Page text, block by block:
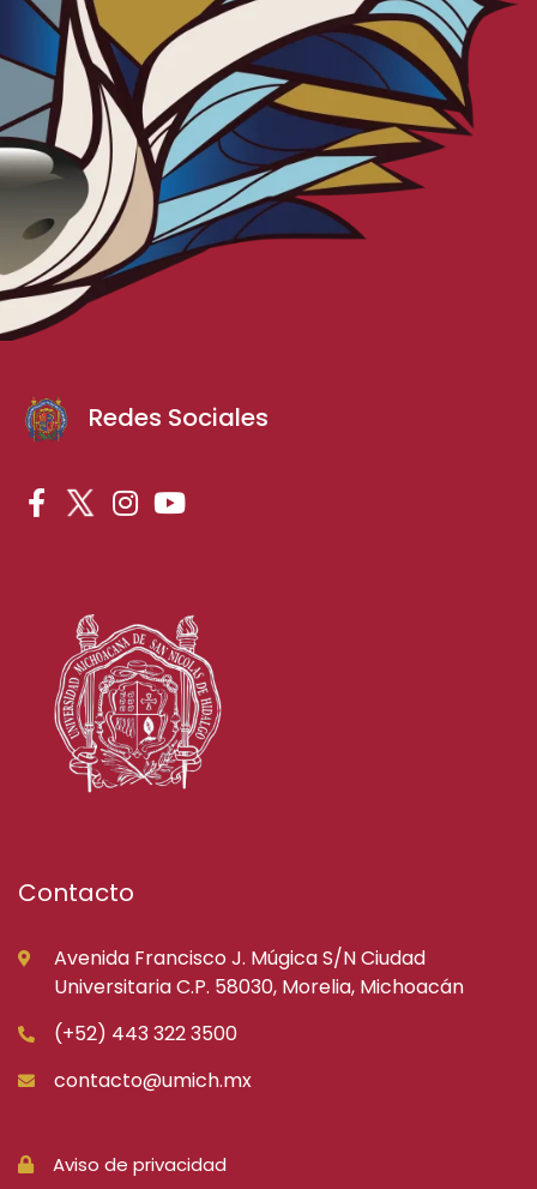
Redes Sociales
Contacto
Avenida Francisco J. Múgica S/N Ciudad
Universitaria C.P. 58030, Morelia, Michoacán
(+52) 443 322 3500
contacto@umich.mx
Aviso de privacidad